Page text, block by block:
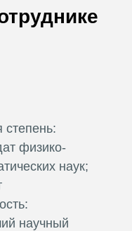
степень:
физико-
наук;
научный